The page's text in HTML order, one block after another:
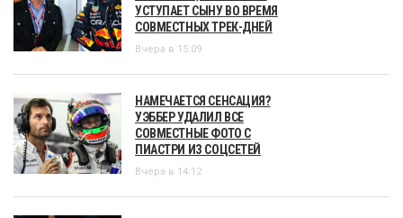
УСТУПАЕТ СЫНУ ВО ВРЕМЯ
СОВМЕСТНЫХ ТРЕК-ДНЕЙ
Вчера в 15:09
НАМЕЧАЕТСЯ СЕНСАЦИЯ?
УЭББЕР УДАЛИЛ ВСЕ
СОВМЕСТНЫЕ ФОТО С
ПИАСТРИ ИЗ СОЦСЕТЕЙ
Вчера в 14:12